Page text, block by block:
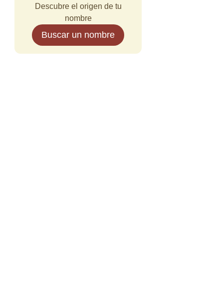
Descubre el origen de tu
nombre
Buscar un nombre